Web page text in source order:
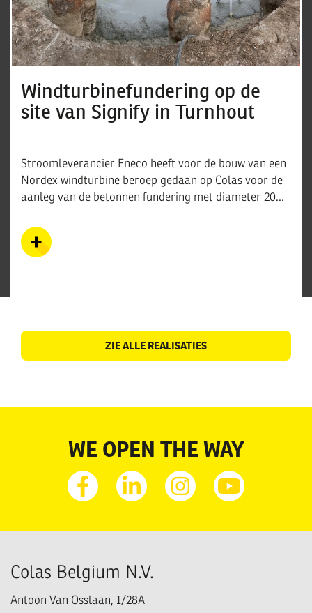
Windturbinefundering op de
site van Signify in Turnhout
Stroomleverancier Eneco heeft voor de bouw van een
Nordex windturbine beroep gedaan op Colas voor de
aanleg van de betonnen fundering met diameter 20...
ZIE ALLE REALISATIES
WE OPEN THE WAY
FacebookLinkedinInstagramYoutube
Colas Belgium N.V.
Antoon Van Osslaan, 1/28A